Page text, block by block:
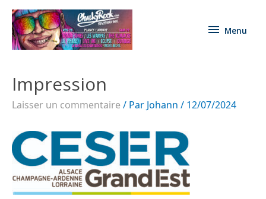
Menu
Impression
Laisser un commentaire / Par Johann / 12/07/2024